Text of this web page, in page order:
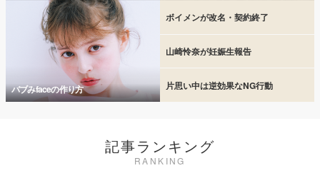
バブみfaceの作り方
ボイメンが改名・契約終了
山崎怜奈が妊娠生報告
片思い中は逆効果なNG行動
記事ランキング
RANKING